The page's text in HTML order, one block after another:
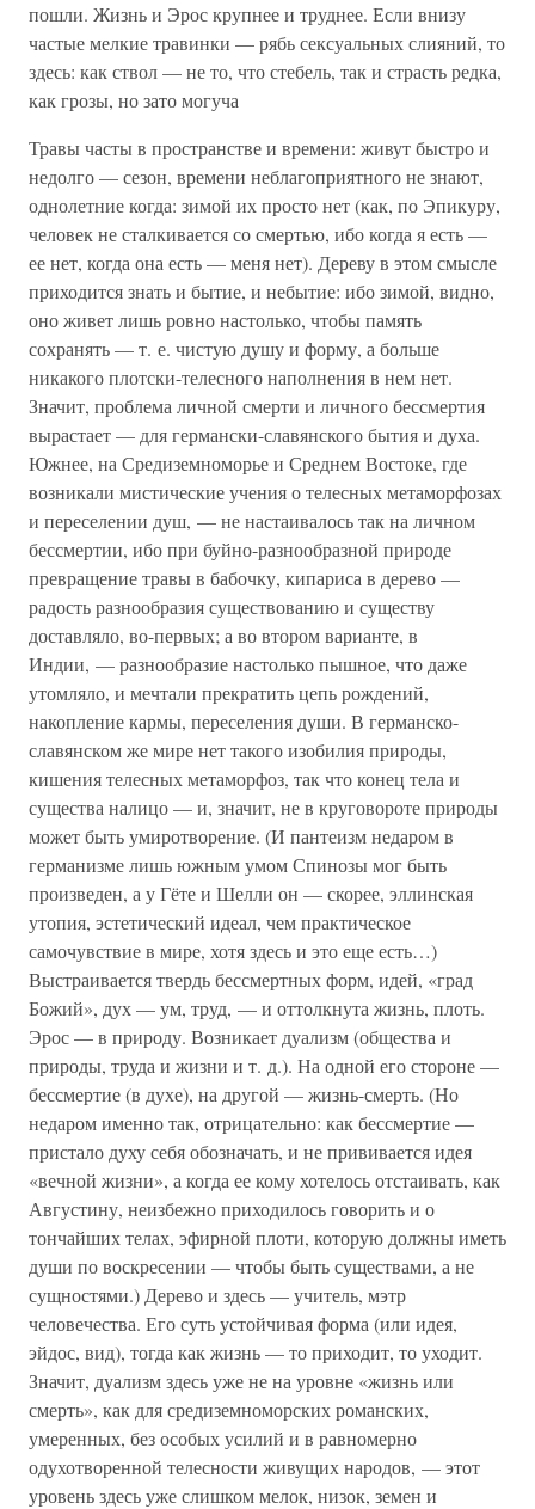
пошли. Жизнь и Эрос крупнее и труднее. Если внизу
частые мелкие травинки — рябь сексуальных слияний, то
здесь: как ствол — не то, что стебель, так и страсть редка,
как грозы, но зато могуча
Травы часты в пространстве и времени: живут быстро и
недолго — сезон, времени неблагоприятного не знают,
однолетние когда: зимой их просто нет (как, по Эпикуру,
человек не сталкивается со смертью, ибо когда я есть —
ее нет, когда она есть — меня нет). Дереву в этом смысле
приходится знать и бытие, и небытие: ибо зимой, видно,
оно живет лишь ровно настолько, чтобы память
сохранять — т. е. чистую душу и форму, а больше
никакого плотски-телесного наполнения в нем нет.
Значит, проблема личной смерти и личного бессмертия
вырастает — для германски-славянского бытия и духа.
Южнее, на Средиземноморье и Среднем Востоке, где
возникали мистические учения о телесных метаморфозах
и переселении душ, — не настаивалось так на личном
бессмертии, ибо при буйно-разнообразной природе
превращение травы в бабочку, кипариса в дерево —
радость разнообразия существованию и существу
доставляло, во-первых; а во втором варианте, в
Индии, — разнообразие настолько пышное, что даже
утомляло, и мечтали прекратить цепь рождений,
накопление кармы, переселения души. В германско-
славянском же мире нет такого изобилия природы,
кишения телесных метаморфоз, так что конец тела и
существа налицо — и, значит, не в круговороте природы
может быть умиротворение. (И пантеизм недаром в
германизме лишь южным умом Спинозы мог быть
произведен, а у Гёте и Шелли он — скорее, эллинская
утопия, эстетический идеал, чем практическое
самочувствие в мире, хотя здесь и это еще есть…)
Выстраивается твердь бессмертных форм, идей, «град
Божий», дух — ум, труд, — и оттолкнута жизнь, плоть.
Эрос — в природу. Возникает дуализм (общества и
природы, труда и жизни и т. д.). На одной его стороне —
бессмертие (в духе), на другой — жизнь-смерть. (Но
недаром именно так, отрицательно: как бессмертие —
пристало духу себя обозначать, и не прививается идея
«вечной жизни», а когда ее кому хотелось отстаивать, как
Августину, неизбежно приходилось говорить и о
тончайших телах, эфирной плоти, которую должны иметь
души по воскресении — чтобы быть существами, а не
сущностями.) Дерево и здесь — учитель, мэтр
человечества. Его суть устойчивая форма (или идея,
эйдос, вид), тогда как жизнь — то приходит, то уходит.
Значит, дуализм здесь уже не на уровне «жизнь или
смерть», как для средиземноморских романских,
умеренных, без особых усилий и в равномерно
одухотворенной телесности живущих народов, — этот
уровень здесь уже слишком мелок, низок, земен и